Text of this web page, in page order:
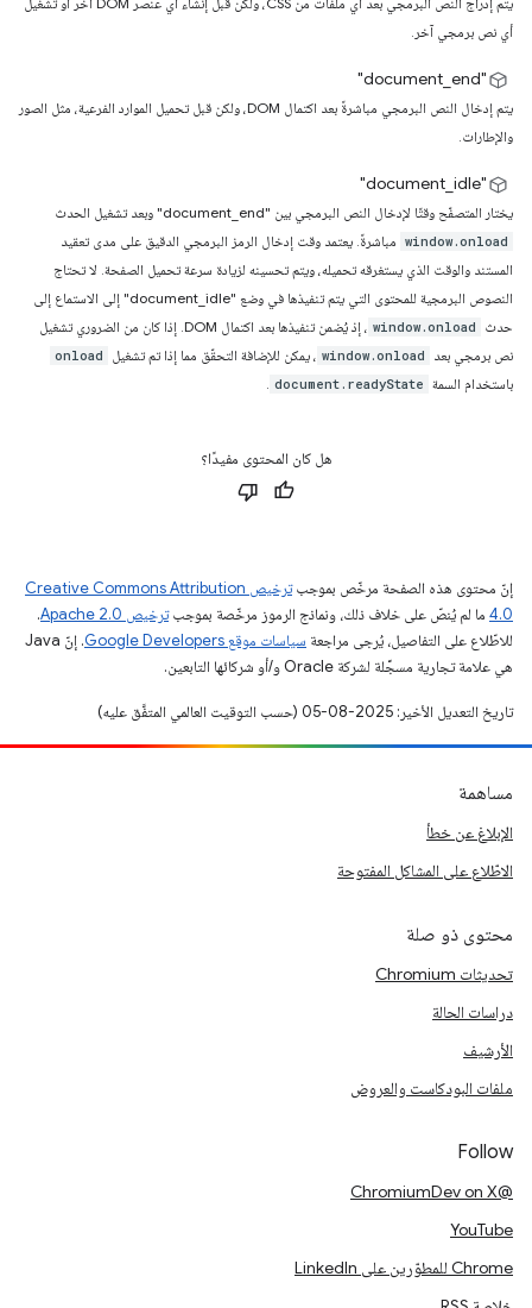
أي نص برمجي آخر.
‫"document_end"
يتم إدخال النص البرمجي مباشرةً بعد اكتمال DOM، ولكن قبل تحميل الموارد الفرعية، مثل الصور
والإطارات.
‏"document_idle"
يختار المتصفّح وقتًا لإدخال النص البرمجي بين "document_end" وبعد تشغيل الحدث
window.onload مباشرةً. يعتمد وقت إدخال الرمز البرمجي الدقيق على مدى تعقيد
المستند والوقت الذي يستغرقه تحميله، ويتم تحسينه لزيادة سرعة تحميل الصفحة. لا تحتاج
النصوص البرمجية للمحتوى التي يتم تنفيذها في وضع "document_idle" إلى الاستماع إلى
حدث
window.onload
، إذ يُضمن تنفيذها بعد اكتمال DOM. إذا كان من الضروري تشغيل
نص برمجي بعد
window.onload ، يمكن للإضافة التحقّق مما إذا تم تشغيل onload
باستخدام السمة document.readyState
.
هل كان المحتوى مفيدًا؟
إنّ محتوى هذه الصفحة مرخّص بموجب
ترخيص Creative Commons Attribution
4.0‏ ما لم يُنصّ على خلاف ذلك، ونماذج الرموز مرخّصة بموجبترخيص Apache 2.0‏
.
للاطّلاع على التفاصيل، يُرجى مراجعة سياسات موقع Google Developers‏
. إنّ Java
هي علامة تجارية مسجَّلة لشركة Oracle و/أو شركائها التابعين.
تاريخ التعديل الأخير: 2025-08-05 (حسب التوقيت العالمي المتفَّق عليه)
مساهمة
الإبلاغ عن خطأ
الاطّلاع على المشاكل المفتوحة
محتوى ذو صلة
تحديثات Chromium
دراسات الحالة
الأرشيف
ملفات البودكاست والعروض
Follow
@ChromiumDev on X
YouTube
Chrome للمطوّرين على LinkedIn